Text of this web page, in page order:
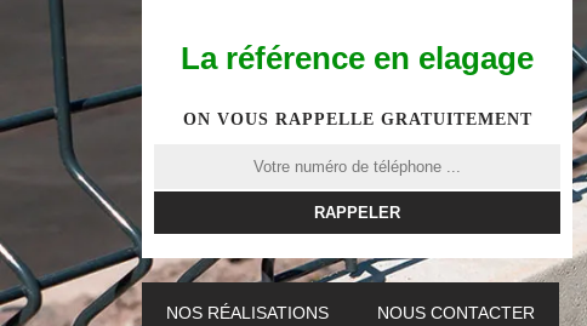
La référence en elagage
ON VOUS RAPPELLE GRATUITEMENT
NOS RÉALISATIONS NOUS CONTACTER
ETÊTAGE 67